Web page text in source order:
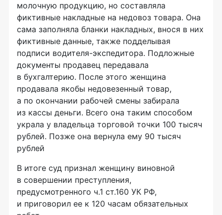
молочную продукцию, но составляла
фиктивные накладные на недовоз товара. Она
сама заполняла бланки накладных, внося в них
фиктивные данные, также подделывая
подписи водителя-экспедитора. Подложные
документы продавец передавала
в бухгалтерию. После этого женщина
продавала якобы недовезенный товар,
а по окончании рабочей смены забирала
из кассы деньги. Всего она таким способом
украла у владельца торговой точки 100 тысяч
рублей. Позже она вернула ему 90 тысяч
рублей
В итоге суд признал женщину виновной
в совершении преступления,
предусмотренного ч.1 ст.160 УК РФ,
и приговорил ее к 120 часам обязательных